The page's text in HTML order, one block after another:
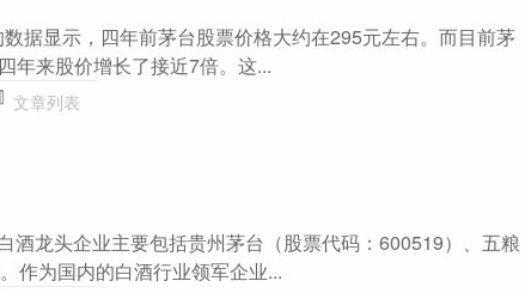
据显示，四年前茅台股票价格大约在295元左右。而目前茅
年来股价增长了接近7倍。这...
文章列表
酒龙头企业主要包括贵州茅台（股票代码：600519）、五粮
作为国内的白酒行业领军企业...